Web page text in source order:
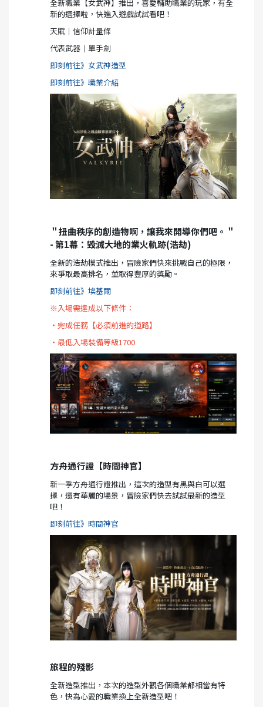
全新職業【女武神】推出，喜愛輔助職業的玩家，有全
新的選擇啦，快進入遊戲試試看吧！
天賦｜信仰計量條
代表武器｜單手劍
即刻前往》女武神造型
即刻前往》職業介紹
＂扭曲秩序的創造物啊，讓我來開導你們吧。＂
- 第1幕：毀滅大地的業火軌跡(浩劫)
全新的浩劫模式推出，冒險家們快來挑戰自己的極限，
來爭取最高排名，並取得豐厚的獎勵。
即刻前往》埃基爾
※入場需達成以下條件：
‧完成任務【必須前進的道路】
‧最低入場裝備等級1700
方舟通行證【時間神官】
新一季方舟通行證推出，這次的造型有黑與白可以選
擇，還有華麗的場景，冒險家們快去試試最新的造型
吧！
即刻前往》時間神官
旅程的殘影
全新造型推出，本次的造型外觀各個職業都相當有特
色，快為心愛的職業換上全新造型吧！